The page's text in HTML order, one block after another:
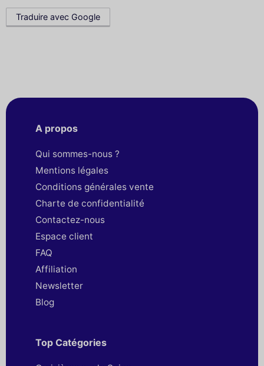
Traduire avec Google
A propos
Qui sommes-nous ?
Mentions légales
Conditions générales vente
Charte de confidentialité
Contactez-nous
Espace client
FAQ
Affiliation
Newsletter
Blog
Top Catégories